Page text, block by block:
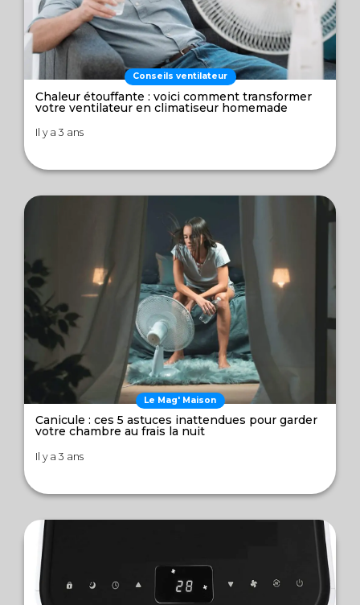
Conseils ventilateur
Chaleur étouffante : voici comment transformer
votre ventilateur en climatiseur homemade
Il y a 3 ans
Le Mag' Maison
Canicule : ces 5 astuces inattendues pour garder
votre chambre au frais la nuit
Il y a 3 ans